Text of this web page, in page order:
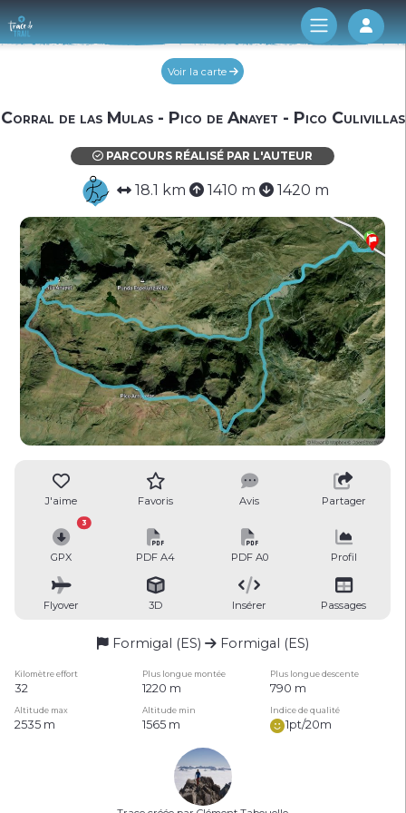
Log
Voir la carte
Corral de las Mulas - Pico de Anayet - Pico Culivillas
PARCOURS RÉALISÉ PAR L'AUTEUR
18.1 km 1410 m 1420 m
J'aime Favoris Avis Partager
GPX
3
PDF A4 PDF A0 Profil
Flyover 3D Insérer Passages
Formigal (ES) Formigal (ES)
Kilomètre effort Plus longue montée Plus longue descente
32 1220 m 790 m
Altitude max Altitude min Indice de qualité
2535 m 1565 m 1pt/20m